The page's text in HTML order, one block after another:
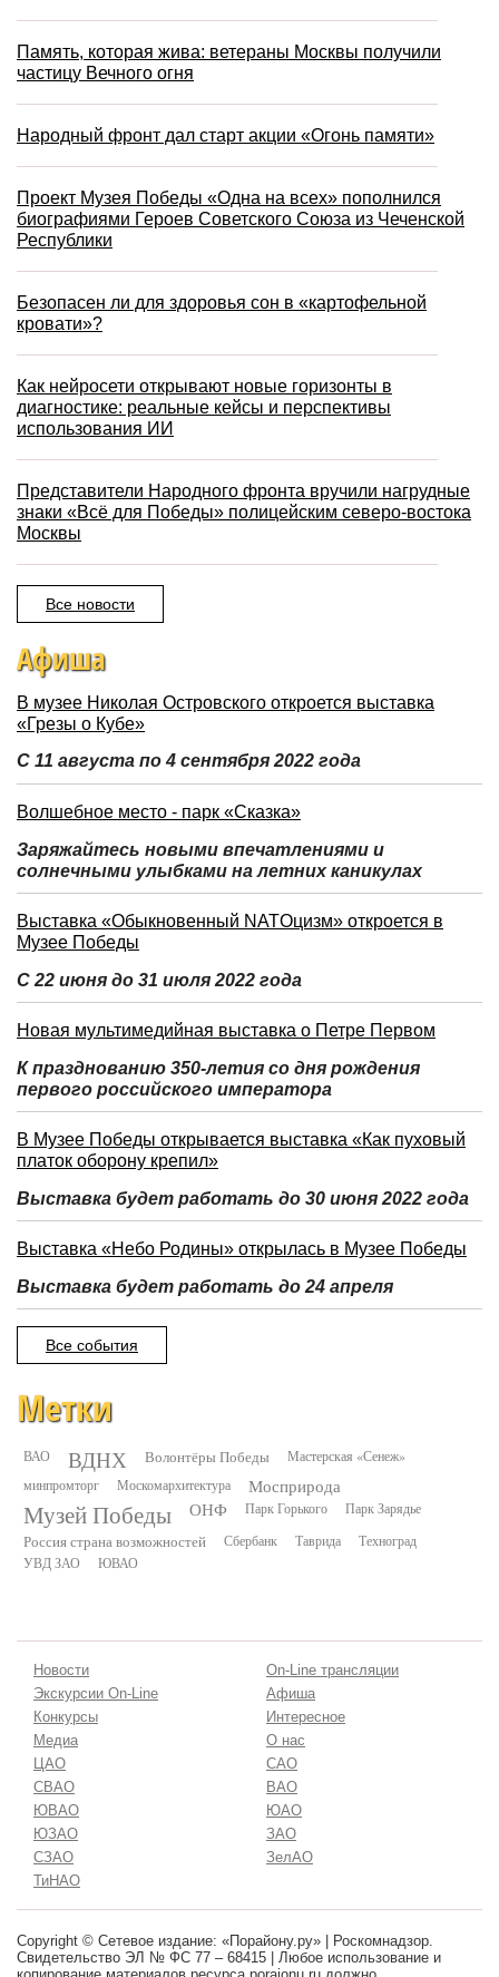
Память, которая жива: ветераны Москвы получили
частицу Вечного огня
Народный фронт дал старт акции «Огонь памяти»
Проект Музея Победы «Одна на всех» пополнился
биографиями Героев Советского Союза из Чеченской
Республики
Безопасен ли для здоровья сон в «картофельной
кровати»?
Как нейросети открывают новые горизонты в
диагностике: реальные кейсы и перспективы
использования ИИ
Представители Народного фронта вручили нагрудные
знаки «Всё для Победы» полицейским северо-востока
Москвы
Все новости
Афиша
В музее Николая Островского откроется выставка
«Грезы о Кубе»
С 11 августа по 4 сентября 2022 года
Волшебное место - парк «Сказка»
Заряжайтесь новыми впечатлениями и
солнечными улыбками на летних каникулах
Выставка «Обыкновенный NATOцизм» откроется в
Музее Победы
С 22 июня до 31 июля 2022 года
Новая мультимедийная выставка о Петре Первом
К празднованию 350-летия со дня рождения
первого российского императора
В Музее Победы открывается выставка «Как пуховый
платок оборону крепил»
Выставка будет работать до 30 июня 2022 года
Выставка «Небо Родины» открылась в Музее Победы
Выставка будет работать до 24 апреля
Все события
Метки
ВАО ВДНХ Волонтёры Победы
Мастерская «Сенеж»
минпромторг
Москомархитектура Мосприрода
Музей Победы ОНФ Парк Горького Парк Зарядье
Россия страна возможностей Сбербанк Таврида
Техноград
УВД ЗАО
ЮВАО
Новости
On-Line трансляции
Экскурсии On-Line
Афиша
Конкурсы
Интересное
Медиа
О нас
ЦАО
САО
СВАО
ВАО
ЮВАО
ЮАО
ЮЗАО
ЗАО
СЗАО
ЗелАО
ТиНАО
Copyright © Сетевое издание: «Порайону.ру» | Роскомнадзор.
Свидетельство ЭЛ № ФС 77 – 68415 | Любое использование и